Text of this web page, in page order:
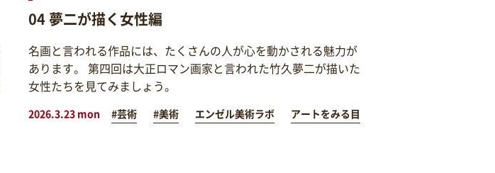
04 夢二が描く女性編
名画と言われる作品には、たくさんの人が心を動かされる魅力が
あります。 第四回は大正ロマン画家と言われた竹久夢二が描いた
女性たちを見てみましょう。
2026.3.23 mon #芸術 #美術 エンゼル美術ラボ アートをみる目